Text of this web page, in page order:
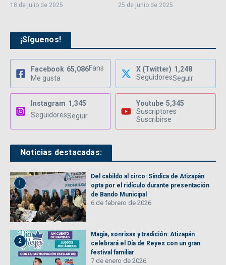
18 de julio de 2025 25 de junio de 2025
¡Síguenos!
Facebook 65,086Fans
Me gusta
X (Twitter) 1,248
SeguidoresSeguir
Instagram 1,345
SeguidoresSeguir
Youtube 5,345
Suscriptores
Suscribirse
Noticias destacadas:
1
Del cabildo al circo: Síndica de Atizapán
opta por el ridículo durante presentación
de Bando Municipal
6 de febrero de 2026
2
Magia, sonrisas y tradición: Atizapán
celebrará el Día de Reyes con un gran
festival familiar
7 de enero de 2026